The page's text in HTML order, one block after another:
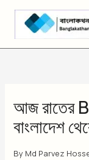
Skip
content
আজ
বাংলাদেশ
By Md Parvez